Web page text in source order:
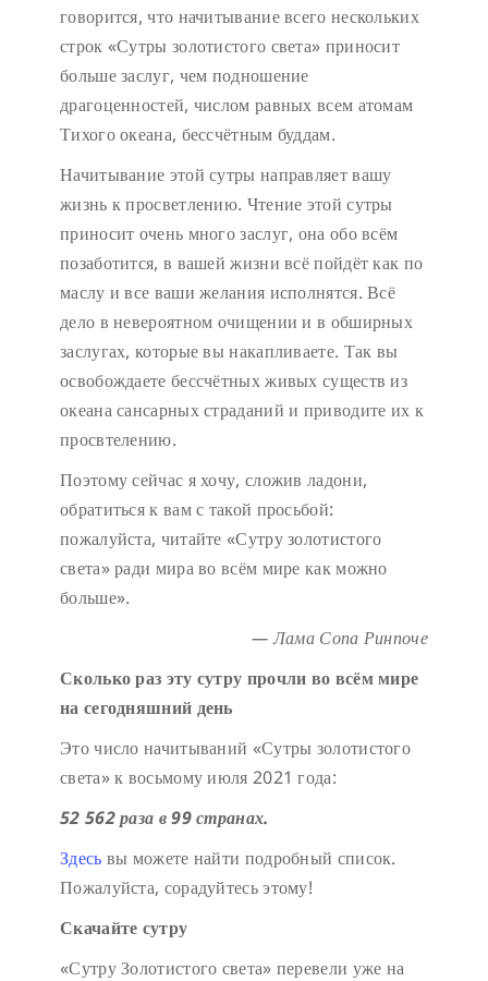
говорится, что начитывание всего нескольких
строк «Сутры золотистого света» приносит
больше заслуг, чем подношение
драгоценностей, числом равных всем атомам
Тихого океана, бессчётным буддам.
Начитывание этой сутры направляет вашу
жизнь к просветлению. Чтение этой сутры
приносит очень много заслуг, она обо всём
позаботится, в вашей жизни всё пойдёт как по
маслу и все ваши желания исполнятся. Всё
дело в невероятном очищении и в обширных
заслугах, которые вы накапливаете. Так вы
освобождаете бессчётных живых существ из
океана сансарных страданий и приводите их к
просвтелению.
Поэтому сейчас я хочу, сложив ладони,
обратиться к вам с такой просьбой:
пожалуйста, читайте «Сутру золотистого
света» ради мира во всём мире как можно
больше».
— Лама Сопа Ринпоче
Сколько раз эту сутру прочли во всём мире
на сегодняшний день
Это число начитываний «Сутры золотистого
света» к восьмому июля 2021 года:
52 562 раза в 99 странах.
Здесь вы можете найти подробный список.
Пожалуйста, сорадуйтесь этому!
Скачайте сутру
«Сутру Золотистого света» перевели уже на